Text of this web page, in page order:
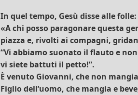
In quel tempo, Gesù disse alle folle:
«A chi posso paragonare questa
piazza e, rivolti ai compagni,
“Vi abbiamo suonato il flauto e
vi siete battuti il petto!”.
È venuto Giovanni, che non
Figlio dell’uomo, che mangia e